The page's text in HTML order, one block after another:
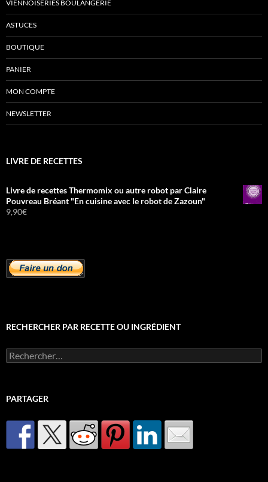
VIENNOISERIES BOULANGERIE
ASTUCES
BOUTIQUE
PANIER
MON COMPTE
NEWSLETTER
LIVRE DE RECETTES
Livre de recettes Thermomix ou autre robot par Claire
Pouvreau Bréant "En cuisine avec le robot de Zazoun"
9,90€
RECHERCHER PAR RECETTE OU INGRÉDIENT
Rechercher :
PARTAGER